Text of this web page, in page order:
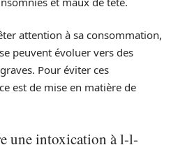
attention à sa consommation,
peuvent évoluer vers des
Pour éviter ces
est de mise en matière de
une intoxication à l-l-